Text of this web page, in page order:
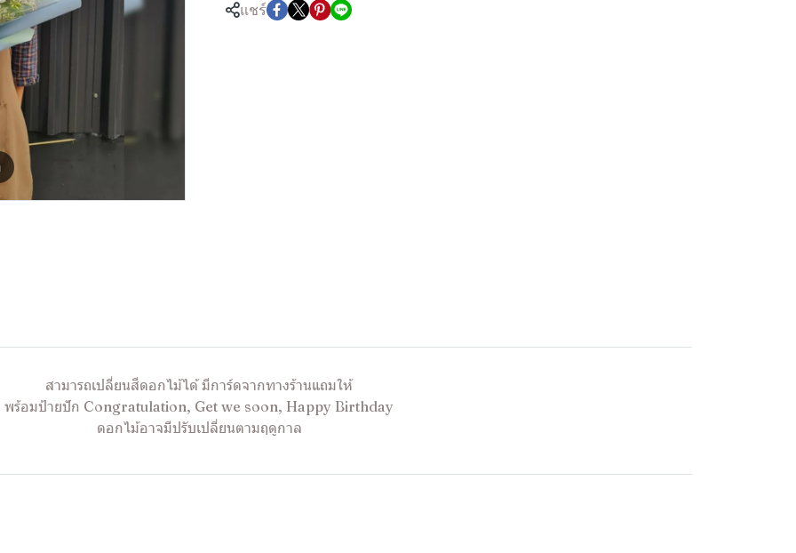
แชร์
สามารถเปลี่ยนสีดอกไม้ได้ มีการ์ดจากทางร้านแถมให้
พร้อมป้ายปัก Congratulation, Get we soon, Happy Birthday
ดอกไม้อาจมีปรับเปลี่ยนตามฤดูกาล